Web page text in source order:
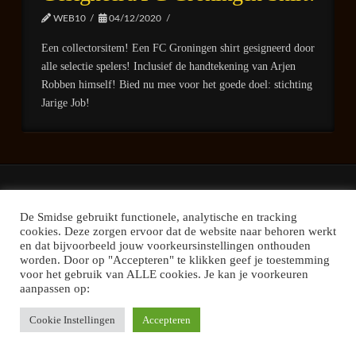
WEB10 04/12/2020
Een collectorsitem! Een FC Groningen shirt gesigneerd door
alle selectie spelers! Inclusief de handtekening van Arjen
Robben himself! Bied nu mee voor het goede doel: stichting
Jarige Job!
CONTACT
Facebook
YouTube
Instagram
© 2022 • DE SMIDSE • NIEKERK - OLDEKERK - FAAN
De Smidse gebruikt functionele, analytische en tracking
cookies. Deze zorgen ervoor dat de website naar behoren werkt
en dat bijvoorbeeld jouw voorkeursinstellingen onthouden
worden. Door op "Accepteren" te klikken geef je toestemming
voor het gebruik van ALLE cookies. Je kan je voorkeuren
aanpassen op:
Cookie Instellingen Accepteren